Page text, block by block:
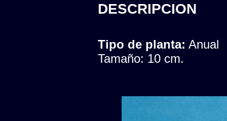
DESCRIPCION
Tipo de planta: Anual
Tamaño: 10 cm.